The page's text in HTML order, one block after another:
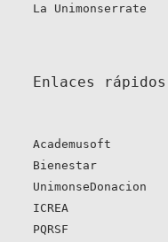
La Unimonserrate
Enlaces rápidos
Academusoft
Bienestar
UnimonseDonacion
ICREA
PQRSF